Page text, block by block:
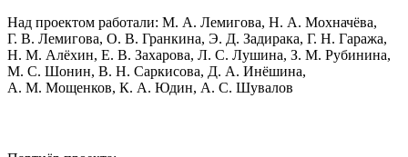
Над проектом работали: М. А. Лемигова, Н. А. Мохначёва,
Г. В. Лемигова, О. В. Гранкина, Э. Д. Задирака, Г. Н. Гаража,
Н. М. Алёхин, Е. В. Захарова, Л. С. Лушина, З. М. Рубинина,
М. С. Шонин, В. Н. Саркисова, Д. А. Инёшина,
А. М. Мощенков, К. А. Юдин, А. С. Шувалов